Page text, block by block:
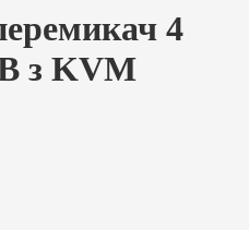
4
з KVM